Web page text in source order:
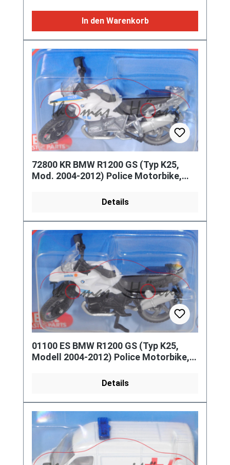
In den Warenkorb
72800 KR BMW R1200 GS (Typ K25,
Mod. 2004-2012) Police Motorbike,
Details
01100 ES BMW R1200 GS (Typ K25,
Modell 2004-2012) Police Motorbike,
Details